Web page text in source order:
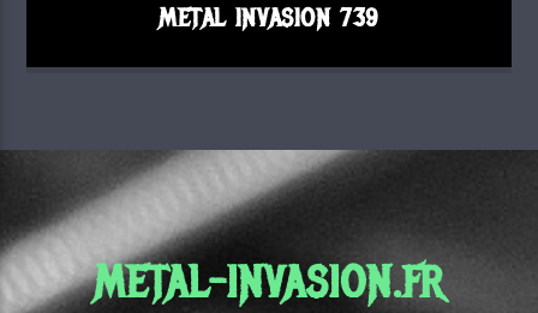
METAL INVASION 739
METAL-INVASION.FR